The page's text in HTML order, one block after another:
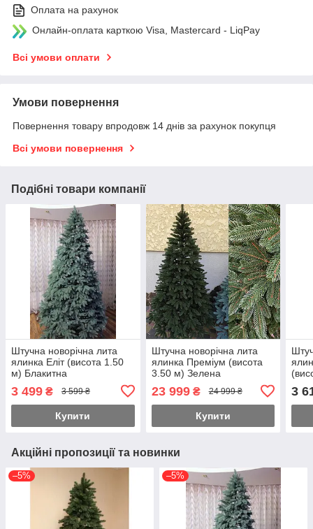
Оплата на рахунок
Онлайн-оплата карткою Visa, Mastercard - LiqPay
Всі умови оплати
Умови повернення
Повернення товару впродовж 14 днів за рахунок покупця
Всі умови повернення
Подібні товари компанії
Штучна новорічна лита
ялинка Еліт (висота 1.50
м) Блакитна
3 499 ₴ 3 599 ₴
Купити
Штучна новорічна лита
ялинка Преміум (висота
3.50 м) Зелена
23 999₴ 24 999 ₴
Купити
3
Акційні пропозиції та новинки
–5% –5%